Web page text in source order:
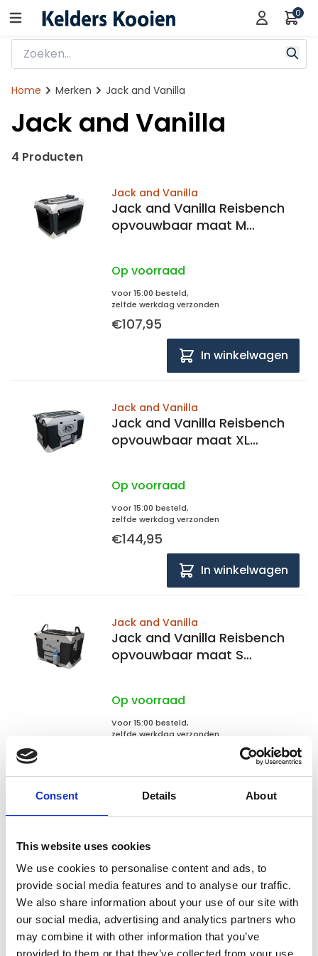
Consent Details About
This website uses cookies
We use cookies to personalise content and ads, to
provide social media features and to analyse our traffic.
We also share information about your use of our site with
our social media, advertising and analytics partners who
may combine it with other information that you’ve
provided to them or that they’ve collected from your use
0
Home Merken Jack and Vanilla
Jack and Vanilla
4 Producten
Jack and Vanilla
Jack and Vanilla Reisbench
opvouwbaar maat M
Op voorraad
Voor 15:00 besteld,
zelfde werkdag verzonden
€107,95
In winkelwagen
Jack and Vanilla
Jack and Vanilla Reisbench
opvouwbaar maat XL
Op voorraad
Voor 15:00 besteld,
zelfde werkdag verzonden
€144,95
In winkelwagen
Jack and Vanilla
Jack and Vanilla Reisbench
opvouwbaar maat S
Op voorraad
Voor 15:00 besteld,
zelfde werkdag verzonden
Jack and Vanilla Reisbench
opvouwbaar maat XXL
102x69x69cm
Op voorraad
Voor 15:00 besteld,
zelfde werkdag verzonden